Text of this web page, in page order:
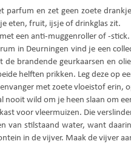
parfum en zet geen zoete
eten, fruit, ijsje of drinkglas zit.
een anti-muggenroller of -stick.
in Deurningen vind je een
de brandende geurkaarsen en
helften prikken. Leg deze op
met zoete vloeistof
nooit wild om je heen slaan om
voor vleermuizen. Die
van stilstaand water, want
in de vijver. Maak de vijver